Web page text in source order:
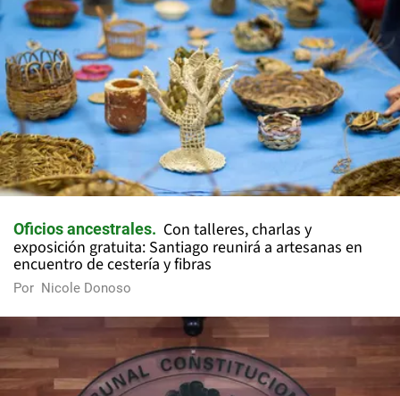
Oficios ancestrales
Con talleres, charlas y
exposición gratuita: Santiago reunirá a artesanas en
encuentro de cestería y fibras
Por Nicole Donoso